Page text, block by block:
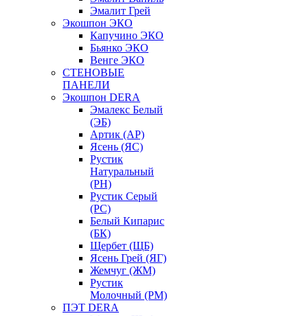
Эмалит Грей
Экошпон ЭКО
Капучино ЭКО
Бьянко ЭКО
Венге ЭКО
СТЕНОВЫЕ
ПАНЕЛИ
Экошпон DERA
Эмалекс Белый
(ЭБ)
Артик (АР)
Ясень (ЯС)
Рустик
Натуральный
(РН)
Рустик Серый
(РС)
Белый Кипарис
(БК)
Щербет (ЩБ)
Ясень Грей (ЯГ)
Жемчуг (ЖМ)
Рустик
Молочный (РМ)
ПЭТ DERA